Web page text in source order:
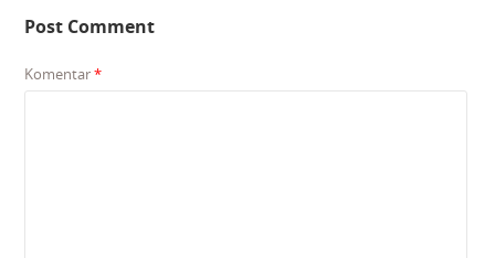
Post Comment
Komentar*